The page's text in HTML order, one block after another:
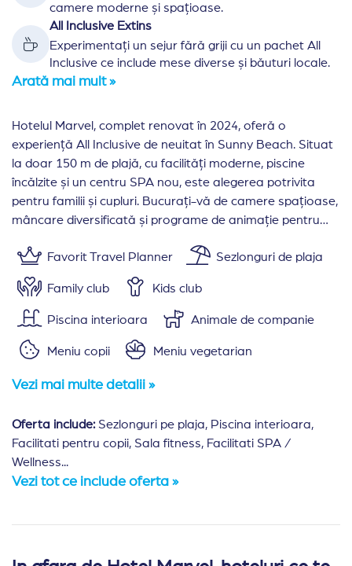
Hotelul Marvel, complet renovat în 2024, oferă o
experiență All Inclusive de neuitat în Sunny Beach. Situat
la doar 150 m de plajă, cu facilități moderne, piscine
încălzite și un centru SPA nou, este alegerea potrivita
pentru familii și cupluri. Bucurați-vă de camere spațioase,
mâncare diversificată și programe de animație pentru
Favorit Travel Planner
Sezlonguri de plaja
Family club Kids club
Piscina interioara Animale de companie
Meniu copii Meniu vegetarian
Vezi mai multe detalii »
Oferta include:Sezlonguri pe plaja, Piscina interioara,
Facilitati pentru copii, Sala fitness, Facilitati SPA /
Wellness...
Vezi tot ce include oferta »
camere moderne și spațioase.
All Inclusive Extins
Experimentați un sejur fără griji cu un pachet All
Inclusive ce include mese diverse și băuturi locale.
Arată mai mult »